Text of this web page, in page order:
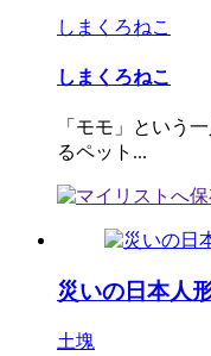
しまくろねこ
しまくろねこ
「モモ」という
るペット...
災いの日本人
土塊